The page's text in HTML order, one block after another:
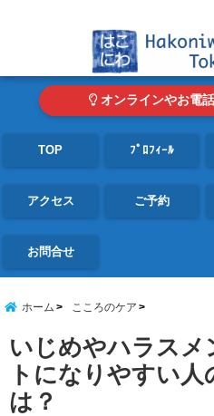
オンラインやお電
TOP ﾌﾟﾛﾌｨｰﾙ
アクセス ご予約
お問合せ
ホーム こころのケア
いじめやハラスメ
トになりやすい
は？